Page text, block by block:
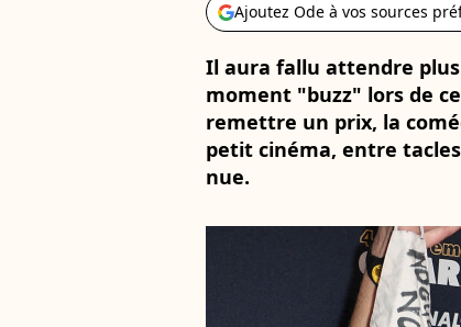
Ajoutez Ode à vos sources
Il aura fallu attendre
moment "buzz" lors de
remettre un prix, la
petit cinéma, entre
nue.